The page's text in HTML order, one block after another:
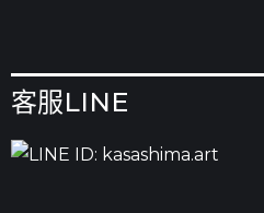
客服LINE